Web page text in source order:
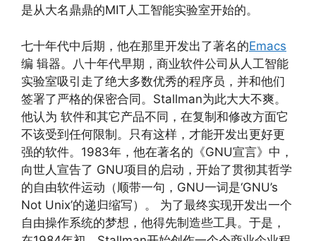
是从大名鼎鼎的MIT人工智能实验室开始的。
七十年代中后期，他在那里开发出了著名的Emacs
编 辑器。八十年代早期，商业软件公司从人工智能
实验室吸引走了绝大多数优秀的程序员，并和他们
签署了严格的保密合同。Stallman为此大大不爽。
他认为 软件和其它产品不同，在复制和修改方面它
不该受到任何限制。只有这样，才能开发出更好更
强的软件。1983年，他在著名的《GNU宣言》中，
向世人宣告了 GNU项目的启动，开始了贯彻其哲学
的自由软件运动（顺带一句，GNU一词是‘GNU’s
Not Unix’的递归缩写）。 为了最终实现开发出一个
自由操作系统的梦想，他得先制造些工具。于是，